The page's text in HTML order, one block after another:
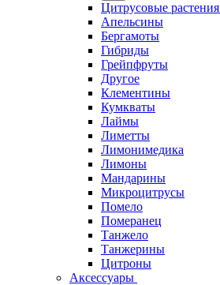
Цитрусовые растения
Апельсины
Бергамоты
Гибриды
Грейпфруты
Другое
Клементины
Кумкваты
Лаймы
Лиметты
Лимонимедика
Лимоны
Мандарины
Микроцитрусы
Помело
Померанец
Танжело
Танжерины
Цитроны
Аксессуары